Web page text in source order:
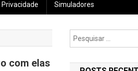
Privacidade Simuladores
com elas